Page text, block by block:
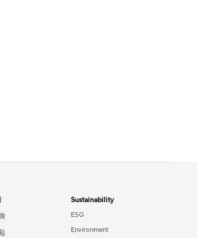
Sustainability
ESG
Environment